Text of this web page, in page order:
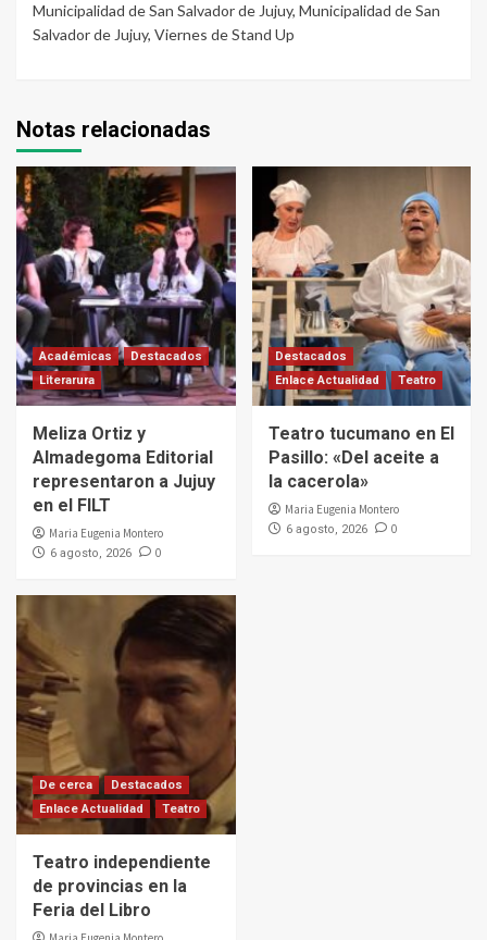
Municipalidad de San Salvador de Jujuy, Municipalidad de San
Salvador de Jujuy, Viernes de Stand Up
Notas relacionadas
Académicas
Destacados
Literarura
Meliza Ortiz y
Almadegoma Editorial
representaron a Jujuy
en el FILT
Maria Eugenia Montero
6 agosto, 2026 0
Destacados
Enlace Actualidad
Teatro
Teatro tucumano en El
Pasillo: «Del aceite a
la cacerola»
Maria Eugenia Montero
6 agosto, 2026 0
De cerca
Destacados
Enlace Actualidad
Teatro
Teatro independiente
de provincias en la
Feria del Libro